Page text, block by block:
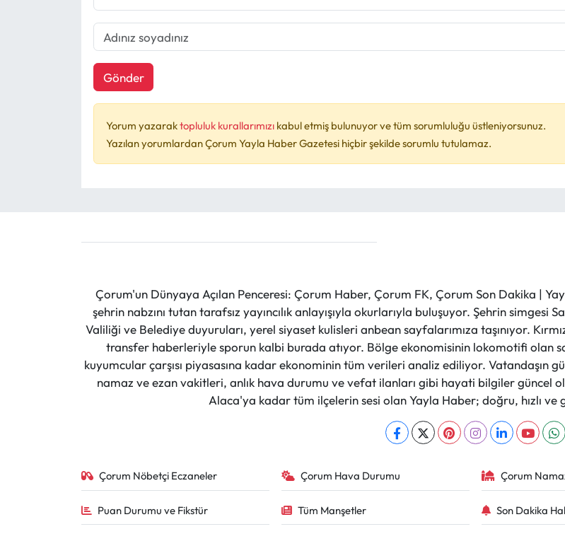
Gönder
Yorum yazaraktopluluk kurallarımızı kabul etmiş bulunuyor ve tüm sorumluluğu üstleniyorsunuz.
Yazılan yorumlardan Çorum Yayla Haber Gazetesi hiçbir şekilde sorumlu tutulamaz.
Çorum'un Dünyaya Açılan Penceresi: Çorum Haber, Çorum FK, Çorum Son Dakika |
şehrin nabzını tutan tarafsız yayıncılık anlayışıyla okurlarıyla buluşuyor. Şehrin
Valiliği ve Belediye duyuruları, yerel siyaset kulisleri anbean sayfalarımıza taşınıyor.
transfer haberleriyle sporun kalbi burada atıyor. Bölge ekonomisinin lokomotifi olan
kuyumcular çarşısı piyasasına kadar ekonominin tüm verileri analiz ediliyor. Vatandaşın
namaz ve ezan vakitleri, anlık hava durumu ve vefat ilanları gibi hayati bilgiler güncel
Alaca'ya kadar tüm ilçelerin sesi olan Yayla Haber; doğru, hızlı
Çorum Nöbetçi Eczaneler Çorum Hava Durumu Çorum
Puan Durumu ve Fikstür Tüm Manşetler Son Dakika